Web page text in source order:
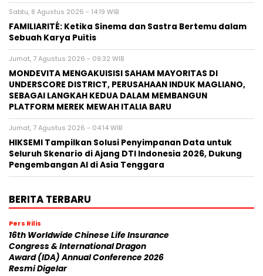
Sabtu, 8 Agustus 2026 - 14:19 WIB
FAMILIARITÉ: Ketika Sinema dan Sastra Bertemu dalam
Sebuah Karya Puitis
Jumat, 7 Agustus 2026 - 09:32 WIB
MONDEVITA MENGAKUISISI SAHAM MAYORITAS DI
UNDERSCORE DISTRICT, PERUSAHAAN INDUK MAGLIANO,
SEBAGAI LANGKAH KEDUA DALAM MEMBANGUN
PLATFORM MEREK MEWAH ITALIA BARU
Jumat, 7 Agustus 2026 - 04:14 WIB
HIKSEMI Tampilkan Solusi Penyimpanan Data untuk
Seluruh Skenario di Ajang DTI Indonesia 2026, Dukung
Pengembangan AI di Asia Tenggara
BERITA TERBARU
Pers Rilis
16th Worldwide Chinese Life Insurance
Congress & International Dragon
Award (IDA) Annual Conference 2026
Resmi Digelar